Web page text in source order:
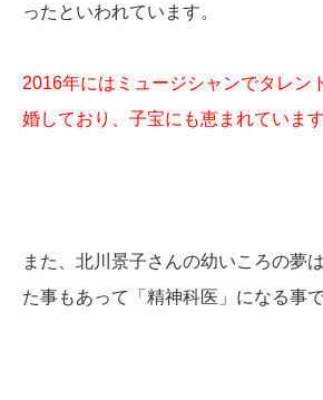
ったといわれています。
2016年にはミュージシャンでタレン
婚しており、子宝にも恵まれています
また、北川景子さんの幼いころの夢
た事もあって「精神科医」になる事で